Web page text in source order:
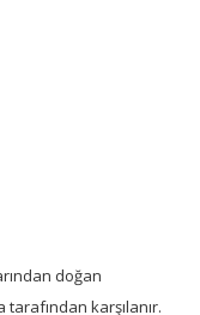
doğan
karşılanır.